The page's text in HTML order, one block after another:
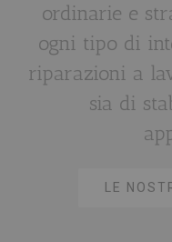
ordinarie e
ogni tipo di
riparazioni a
sia di
LE